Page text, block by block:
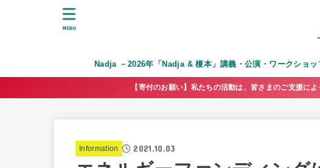
Nadja －2026年「Nadja & 榎本」講義・公演・ワークショッ
MENU
【寄付のお願い】私たちの活動は、皆さまのご支援に
Information 2021.10.03